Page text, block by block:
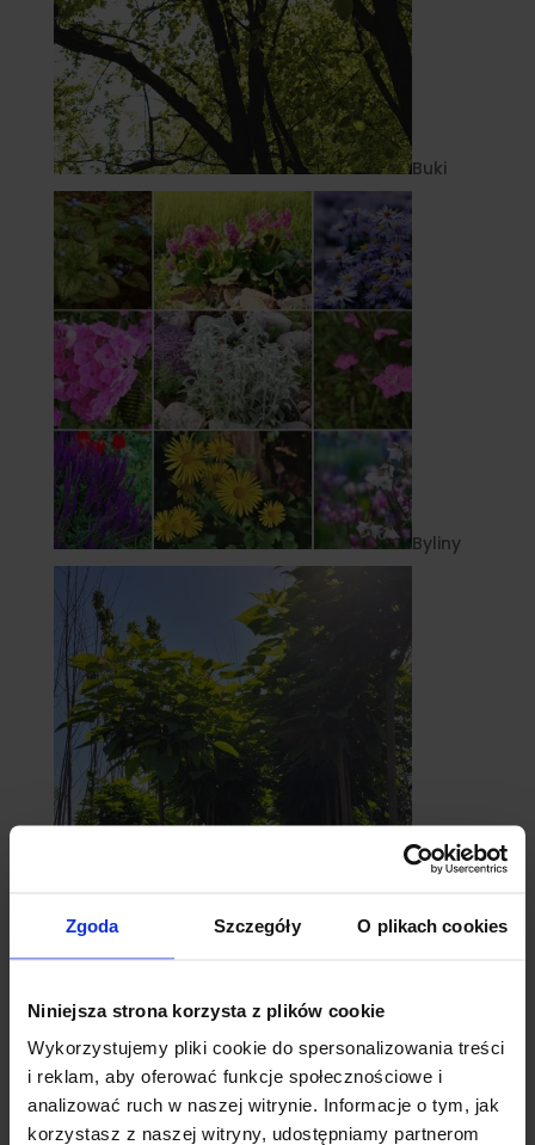
Zgoda Szczegóły O plikach cookies
Niniejsza strona korzysta z plików cookie
Wykorzystujemy pliki cookie do spersonalizowania treści
i reklam, aby oferować funkcje społecznościowe i
analizować ruch w naszej witrynie. Informacje o tym, jak
korzystasz z naszej witryny, udostępniamy partnerom
Buki
Byliny
catalpy